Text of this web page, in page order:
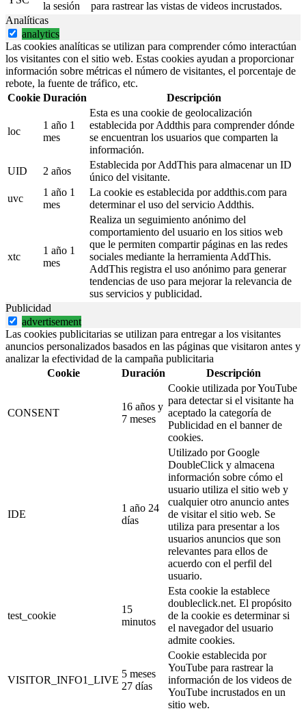
la sesión
para rastrear las vistas de videos incrustados.
Analíticas
analytics
Las cookies analíticas se utilizan para comprender cómo interactúan
los visitantes con el sitio web. Estas cookies ayudan a proporcionar
información sobre métricas el número de visitantes, el porcentaje de
rebote, la fuente de tráfico, etc.
Cookie Duración Descripción
loc
1 año 1
mes
Esta es una cookie de geolocalización
establecida por Addthis para comprender dónde
se encuentran los usuarios que comparten la
información.
UID
2 años
Establecida por AddThis para almacenar un ID
único del visitante.
uvc
1 año 1
mes
La cookie es establecida por addthis.com para
determinar el uso del servicio Addthis.
xtc
1 año 1
mes
Realiza un seguimiento anónimo del
comportamiento del usuario en los sitios web
que le permiten compartir páginas en las redes
sociales mediante la herramienta AddThis.
AddThis registra el uso anónimo para generar
tendencias de uso para mejorar la relevancia de
sus servicios y publicidad.
Publicidad
advertisement
Las cookies publicitarias se utilizan para entregar a los visitantes
anuncios personalizados basados en las páginas que visitaron antes y
analizar la efectividad de la campaña publicitaria
Cookie
Duración Descripción
CONSENT
16 años y
7 meses
Cookie utilizada por YouTube
para detectar si el visitante ha
aceptado la categoría de
Publicidad en el banner de
cookies.
IDE
1 año 24
días
Utilizado por Google
DoubleClick y almacena
información sobre cómo el
usuario utiliza el sitio web y
cualquier otro anuncio antes
de visitar el sitio web. Se
utiliza para presentar a los
usuarios anuncios que son
relevantes para ellos de
acuerdo con el perfil del
usuario.
test_cookie
15
minutos
Esta cookie la establece
doubleclick.net. El propósito
de la cookie es determinar si
el navegador del usuario
admite cookies.
VISITOR_INFO1_LIVE
5 meses
27 días
Cookie establecida por
YouTube para rastrear la
información de los videos de
YouTube incrustados en un
sitio web.